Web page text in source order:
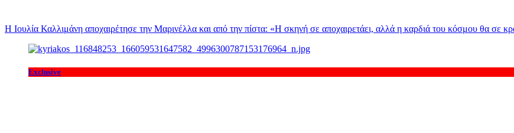
Η Ιουλία Καλλιμάνη αποχαιρέτησε την Μαρινέλλα και από την πίστα: «H σκηνή σε αποχαιρετάει, αλλά η καρδιά του κόσμου θα σε
Exclusive